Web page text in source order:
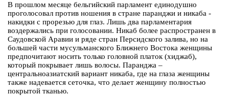
В прошлом месяце бельгийский парламент единодушно
проголосовал против ношения в стране паранджи и никаба -
накидки с прорезью для глаз. Лишь два парламентария
воздержались при голосовании. Никаб более распространен в
Саудовской Аравии и ряде стран Персидского залива, но на
большей части мусульманского Ближнего Востока женщины
предпочитают носить только головной платок (хиджаб),
который покрывает лишь волосы. Паранджа –
центральноазиатский вариант никаба, где на глаза женщины
также надевается сеточка, что делает женщину полностью
покрытой тканью.